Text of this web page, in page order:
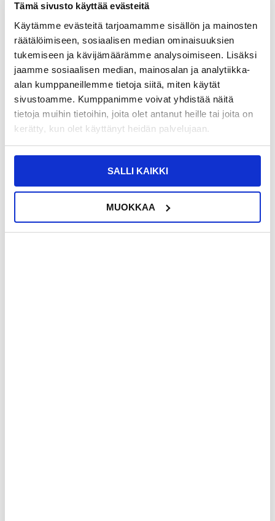
Tämä sivusto käyttää evästeitä
Käytämme evästeitä tarjoamamme sisällön ja mainosten
räätälöimiseen, sosiaalisen median ominaisuuksien
tukemiseen ja kävijämäärämme analysoimiseen. Lisäksi
jaamme sosiaalisen median, mainosalan ja analytiikka-
alan kumppaneillemme tietoja siitä, miten käytät
sivustoamme. Kumppanimme voivat yhdistää näitä
tietoja muihin tietoihin, joita olet antanut heille tai joita on
kerätty, kun olet käyttänyt heidän palvelujaan.
SALLI KAIKKI
MUOKKAA
VARASTOSSA
TOIMITUSAIKA: 2-3 ARKIPÄIVÄÄ TOIMITUSAIKA: 2-3 ARKIPÄIVÄÄ
Samsung Galaxy Tab A 10.1 (2016)
P580, P585 Pyörivä Folio-kotelo -
Musta
Samsung Galaxy Tab A 10.1 (2016)
T580, T585 Näytön suoja -
Häikäisysuojattu